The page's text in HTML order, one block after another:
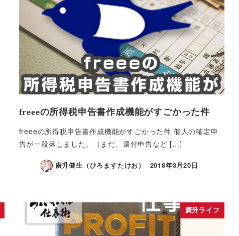
freeeの所得税申告書作成機能がすごかった件
freeeの所得税申告書作成機能がすごかった件 個人の確定申
告が一段落しました。（まだ、還付申告など […]
廣升健生（ひろますたけお） 2018年3月20日
廣升ライフ